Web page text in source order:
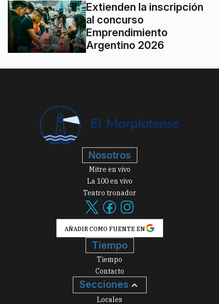
Extienden la inscripción
al concurso
Emprendimiento
Argentino 2026
Nosotros
Mitre en vivo
La 100 en vivo
Teatro tronador
AÑADIR COMO FUENTE EN
Tiempo
Tiempo
Contacto
Secciones
Locales